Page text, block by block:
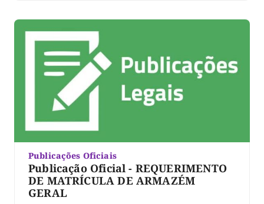
Publicações Oficiais
Publicação Oficial - REQUERIMENTO
DE MATRÍCULA DE ARMAZÉM
GERAL